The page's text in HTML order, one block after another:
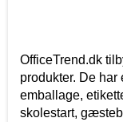
OfficeTrend.dk
produkter. De har
emballage,
skolestart,